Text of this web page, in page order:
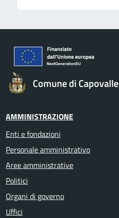
Comune di Capovalle
AMMINISTRAZIONE
Enti e fondazioni
Personale amministrativo
Aree amministrative
Politici
Organi di governo
Uffici